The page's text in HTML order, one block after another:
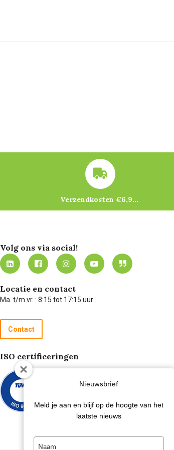
Verzendkosten €6,95 – gratis bij je eerste bestelling vanaf €200
Volg ons via social!
Locatie en contact
Ma. t/m vr. : 8:15 tot 17:15 uur
Contact
ISO certificeringen
Nieuwsbrief
Meld je aan en blijf op de hoogte van het
laatste nieuws